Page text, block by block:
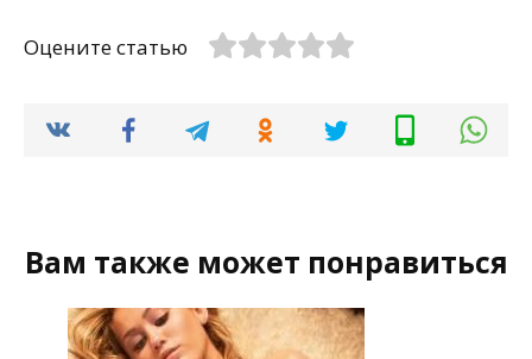
Оцените статью
Вам также может понравиться